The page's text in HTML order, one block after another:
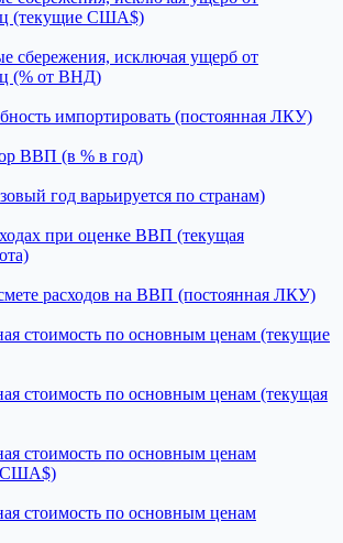
(текущие США$)
сбережения, исключая ущерб от
(% от ВНД)
импортировать (постоянная ЛКУ)
ВВП (в % в год)
год варьируется по странам)
при оценке ВВП (текущая
расходов на ВВП (постоянная ЛКУ)
стоимость по основным ценам (текущие
стоимость по основным ценам (текущая
стоимость по основным ценам
США$)
стоимость по основным ценам